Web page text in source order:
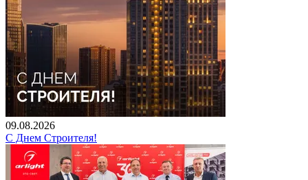
09.08.2026
С Днем Строителя!